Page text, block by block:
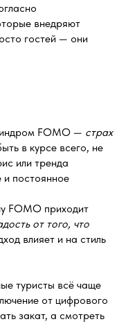
внедряют
гостей — они
FOMO — страх
в курсе всего, не
или тренда
и постоянное
FOMO приходит
от того, что
влияет и на стиль
туристы всё чаще
от цифрового
закат, а смотреть